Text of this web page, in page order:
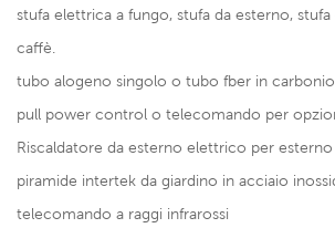
stufa elettrica a fungo, stufa da esterno,
caffè.
tubo alogeno singolo o tubo fber in
pull power control o telecomando per
Riscaldatore da esterno elettrico per esterno
piramide intertek da giardino in acciaio
telecomando a raggi infrarossi